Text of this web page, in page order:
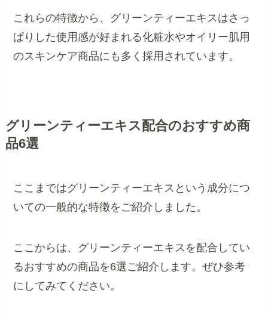
これらの特徴から、グリーンティーエキスはさっ
ぱりした使用感が好まれる化粧水やオイリー肌用
のスキンケア商品にも多く採用されています。
グリーンティーエキス配合のおすすめ商
品6選
ここまではグリーンティーエキスという成分につ
いての一般的な特徴をご紹介しました。
ここからは、グリーンティーエキスを配合してい
るおすすめの商品を6選ご紹介します。ぜひ参考
にしてみてください。